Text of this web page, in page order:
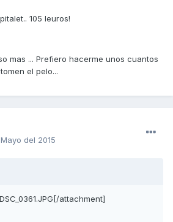
105 leuros!
mas ... Prefiero hacerme unos cuantos
el pelo...
del 2015
attachment]